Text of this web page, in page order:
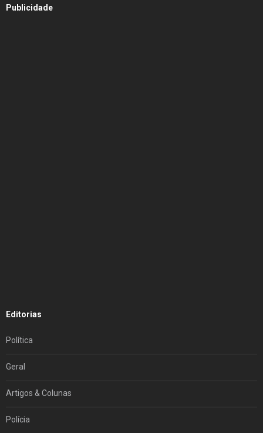
Publicidade
Editorias
Política
Geral
Artigos & Colunas
Polícia